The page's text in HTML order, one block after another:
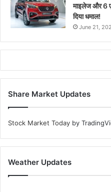
माइलेज और 6
दिया धमाल!
June 21,
Share Market Updates
Stock Market Today by
Weather Updates